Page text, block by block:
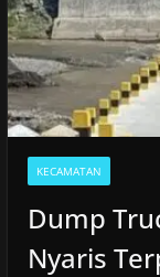
KECAMATAN
Dump
Nyaris